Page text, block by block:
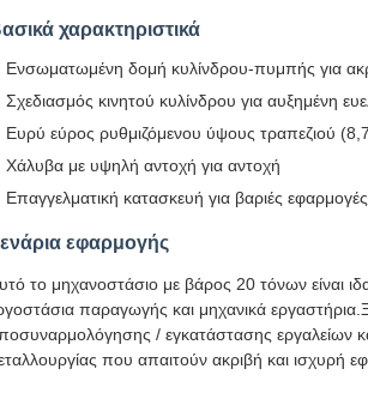
χαρακτηριστικά
Ενσωματωμένη δομή κυλίνδρου-πυμπής για
Σχεδιασμός κινητού κυλίνδρου για αυξημένη
Ευρύ εύρος ρυθμιζόμενου ύψους τραπεζιού
Χάλυβα με υψηλή αντοχή για αντοχή
Επαγγελματική κατασκευή για βαριές εφαρμογές
εφαρμογής
το μηχανοστάσιο με βάρος 20 τόνων είναι
παραγωγής και μηχανικά
/ εγκατάστασης εργαλείων
που απαιτούν ακριβή και ισχυρή